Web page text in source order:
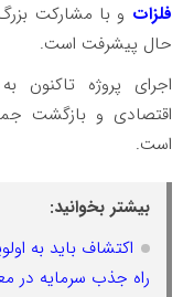
فلزات و با مشارکت
حال پیشرفت است.
اجرای پروژه تاکنون
اقتصادی و بازگشت
است.
بیشتر بخوانید:
اکتشاف باید به
راه جذب سرمایه در